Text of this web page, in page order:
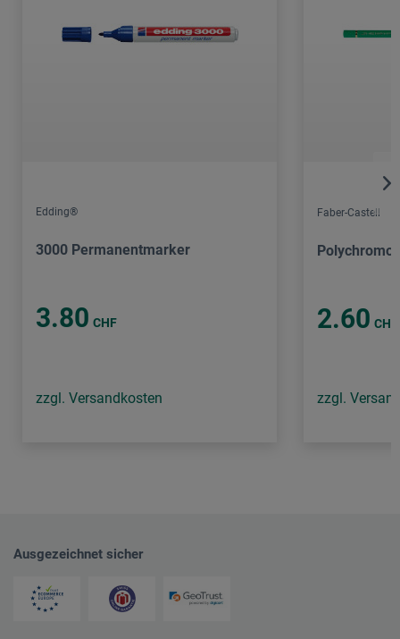
Edding®
3000 Permanentmarker
3.80 CHF
zzgl. Versandkosten
Faber-Castell
2.60 CHF
zzgl.
Ausgezeichnet sicher